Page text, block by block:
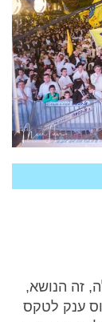
זה הנושא,
ענק לטקס